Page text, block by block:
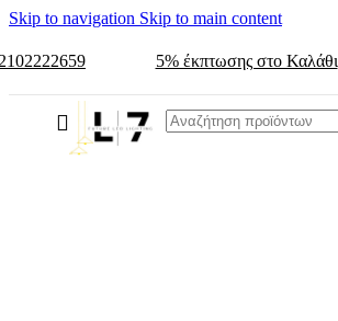
Skip to navigation Skip to main content
5% έκπτωσης στο Καλάθι